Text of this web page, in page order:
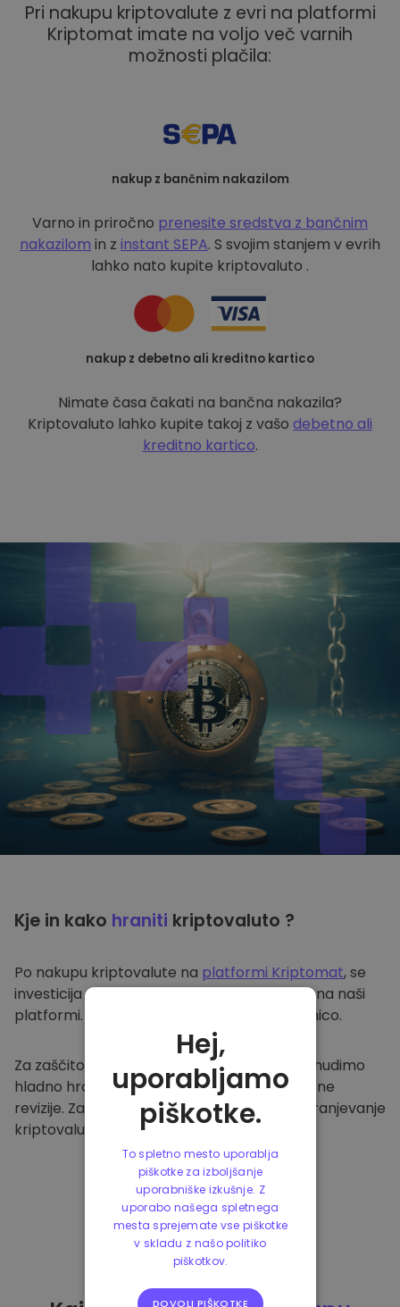
Pri nakupu kriptovalute z evri na platformi
Kriptomat imate na voljo več varnih
možnosti plačila:
nakup z bančnim nakazilom
Varno in priročno prenesite sredstva z bančnim
nakazilom in z instant SEPA. S svojim stanjem v evrih
lahko nato kupite kriptovaluto .
nakup z debetno ali kreditno kartico
Nimate časa čakati na bančna nakazila?
Kriptovaluto lahko kupite takoj z vašo debetno ali
kreditno kartico.
Kje in kako hraniti kriptovaluto ?
Po nakupu kriptovalute na platformi Kriptomat, se
investicija prenese v vašo varno denarnico na naši
platformi. Vsak uporabnik ima svojo denarnico.
Za zaščito naših strank in njihovih sredstev nudimo
hladno hrambo ter redno izvajamo varnostne
revizije. Zato je naša platforma varna za shranjevanje
kriptovalute in ostalih kripto naložb.
Hej,
uporabljamo
piškotke.
To spletno mesto uporablja
piškotke za izboljšanje
uporabniške izkušnje. Z
uporabo našega spletnega
mesta sprejemate vse piškotke
v skladu z našo politiko
piškotkov.
DOVOLI PIŠKOTKE